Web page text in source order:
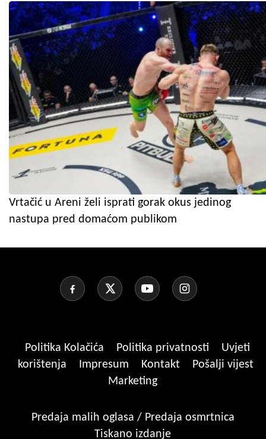
Vrtačić u Areni želi isprati gorak okus jedinog
nastupa pred domaćom publikom
Politika Kolačića Politika privatnosti
Uvjeti
korištenja
Impresum Kontakt
Pošalji vijest
Marketing
Predaja malih oglasa / Predaja osmrtnica
Tiskano izdanje